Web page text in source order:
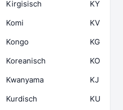
Kirgisisch
KY
Komi
KV
Kongo
KG
Koreanisch
KO
Kwanyama
KJ
Kurdisch
KU